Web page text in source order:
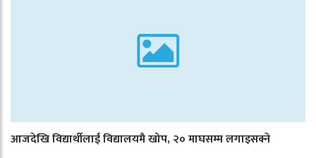
आजदेखि विद्यार्थीलाई विद्यालयमै खोप, २० माघसम्म लगाइसक्ने